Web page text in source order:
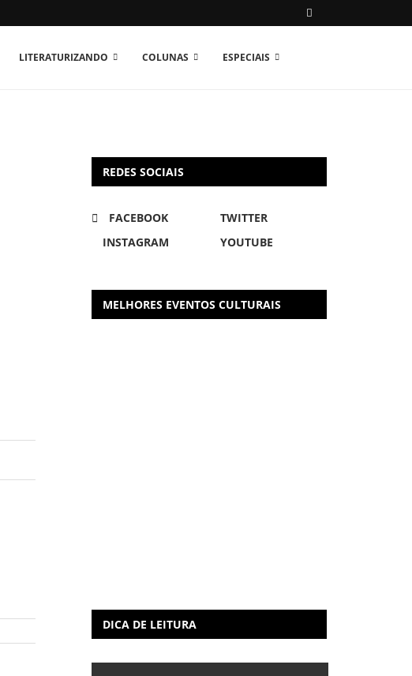
LITERATURIZANDO COLUNAS ESPECIAIS
REDES SOCIAIS
FACEBOOK
TWITTER
INSTAGRAM
YOUTUBE
MELHORES EVENTOS CULTURAIS
DICA DE LEITURA